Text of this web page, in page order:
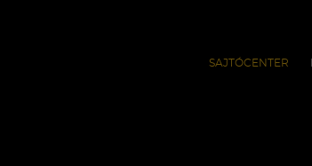
SAJTÓCENTER